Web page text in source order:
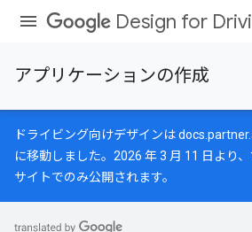
Design for
アプリケーションの作成
ドライビング向けデザインは
に移動しました。2026 年 3 月 11 日より
サイトでのみ公開されます。